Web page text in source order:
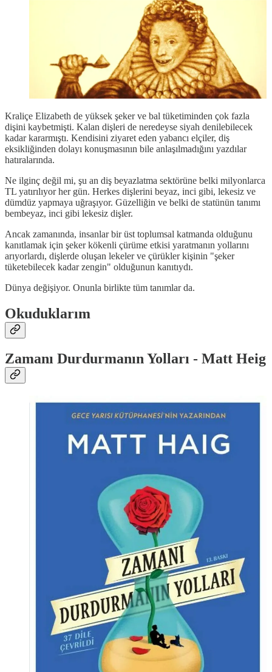
Kraliçe Elizabeth de yüksek şeker ve bal tüketiminden çok fazla
dişini kaybetmişti. Kalan dişleri de neredeyse siyah denilebilecek
kadar kararmıştı. Kendisini ziyaret eden yabancı elçiler, diş
eksikliğinden dolayı konuşmasının bile anlaşılmadığını yazdılar
hatıralarında.
Ne ilginç değil mi, şu an diş beyazlatma sektörüne belki milyonlarca
TL yatırılıyor her gün. Herkes dişlerini beyaz, inci gibi, lekesiz ve
dümdüz yapmaya uğraşıyor. Güzelliğin ve belki de statünün tanımı
bembeyaz, inci gibi lekesiz dişler.
Ancak zamanında, insanlar bir üst toplumsal katmanda olduğunu
kanıtlamak için şeker kökenli çürüme etkisi yaratmanın yollarını
arıyorlardı, dişlerde oluşan lekeler ve çürükler kişinin "şeker
tüketebilecek kadar zengin" olduğunun kanıtıydı.
Dünya değişiyor. Onunla birlikte tüm tanımlar da.
Okuduklarım
Zamanı Durdurmanın Yolları - Matt Heig